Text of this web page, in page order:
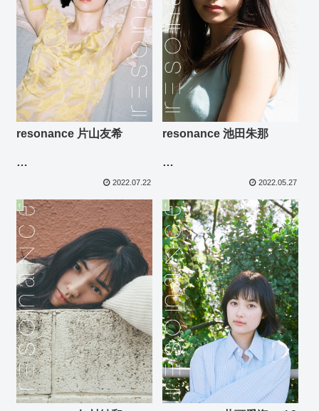
resonance 片山友希
2022.07.22
resonance 池田朱那
photo: 細居幸次郎
2022.05.27
r r